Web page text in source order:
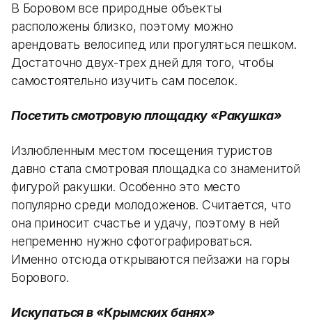
В Боровом все природные объекты
расположены близко, поэтому можно
арендовать велосипед или прогуляться пешком.
Достаточно двух-трех дней для того, чтобы
самостоятельно изучить сам поселок.
Посетить смотровую площадку «Ракушка»
Излюбленным местом посещения туристов
давно стала смотровая площадка со знаменитой
фигурой ракушки. Особенно это место
популярно среди молодоженов. Считается, что
она приносит счастье и удачу, поэтому в ней
непременно нужно сфотографироваться.
Именно отсюда открываются пейзажи на горы
Борового.
Искупаться в «Крымских банях»